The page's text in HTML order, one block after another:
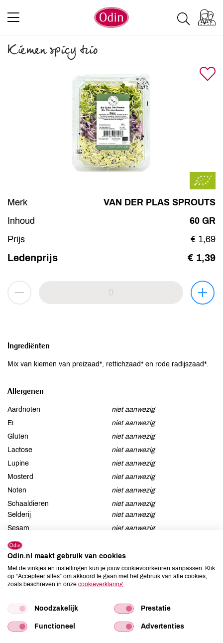
Kiemen spicy trio
Merk
VAN DER PLAS SPROUTS
Inhoud
60 GR
Prijs
€ 1,69
Ledenprijs € 1,39
Ingrediënten
Mix van kiemen van preizaad*, rettichzaad* en rode radijszaad*.
Allergenen
Aardnoten
niet aanwezig
Ei
niet aanwezig
Gluten
niet aanwezig
Lactose
niet aanwezig
Lupine
niet aanwezig
Mosterd
niet aanwezig
Noten
niet aanwezig
Schaaldieren
niet aanwezig
Selderij
niet aanwezig
Sesam
niet aanwezig
Soja
Vis
niet aanwezig
Weekdieren
niet aanwezig
Zwaveldioxide / sulfieten
niet aanwezig
Productspecificaties
Odin.nl maakt gebruik van cookies
Met de vinkjes en instellingen kun je jouw cookievoorkeuren aanpassen. Klik
op “Accepteer alles” om akkoord te gaan met het gebruik van alle cookies,
zoals beschreven in onze cookieverklaring
Noodzakelijk Prestatie
Functioneel Advertenties